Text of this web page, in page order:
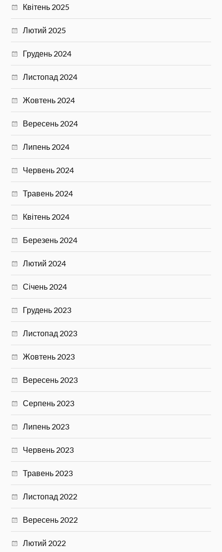
Квітень 2025
Лютий 2025
Грудень 2024
Листопад 2024
Жовтень 2024
Вересень 2024
Липень 2024
Червень 2024
Травень 2024
Квітень 2024
Березень 2024
Лютий 2024
Січень 2024
Грудень 2023
Листопад 2023
Жовтень 2023
Вересень 2023
Серпень 2023
Липень 2023
Червень 2023
Травень 2023
Листопад 2022
Вересень 2022
Лютий 2022